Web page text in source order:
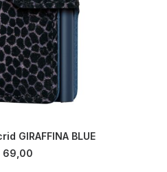
GIRAFFINA BLUE
69,00